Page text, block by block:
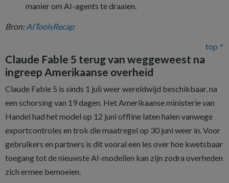
manier om AI-agents te draaien.
Bron:AIToolsRecap
top ^
Claude Fable 5 terug van weggeweest na
ingreep Amerikaanse overheid
Claude Fable 5 is sinds 1 juli weer wereldwijd beschikbaar, na
een schorsing van 19 dagen. Het Amerikaanse ministerie van
Handel had het model op 12 juni offline laten halen vanwege
exportcontroles en trok die maatregel op 30 juni weer in. Voor
gebruikers en partners is dit vooral een les over hoe kwetsbaar
toegang tot de nieuwste AI-modellen kan zijn zodra overheden
zich ermee bemoeien.